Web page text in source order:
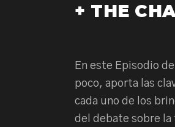
+ THE
En este Episodio
poco, aporta las
cada uno de los
del debate sobre